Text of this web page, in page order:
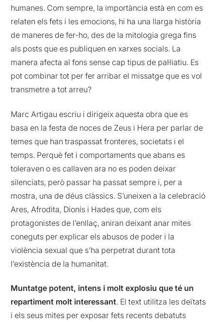
humanes. Com sempre, la importància està en com es
relaten els fets i les emocions, hi ha una llarga història
de maneres de fer-ho, des de la mitologia grega fins
als posts que es publiquen en xarxes socials. La
manera afecta al fons sense cap tipus de pal·liatiu. Es
pot combinar tot per fer arribar el missatge que es vol
transmetre a tot arreu?
Marc Artigau escriu i dirigeix aquesta obra que es
basa en la festa de noces de Zeus i Hera per parlar de
temes que han traspassat fronteres, societats i el
temps. Perquè fet i comportaments que abans es
toleraven o es callaven ara no es poden deixar
silenciats, però passar ha passat sempre i, per a
mostra, una de déus clàssics. S’uneixen a la celebració
Ares, Afrodita, Dionís i Hades que, com els
protagonistes de l’enllaç, aniran deixant anar mites
coneguts per explicar els abusos de poder i la
violència sexual que s’ha perpetrat durant tota
l’existència de la humanitat.
Muntatge potent, intens i molt explosiu que té un
repartiment molt interessant. El text utilitza les deïtats
i els seus mites per exposar fets recents debatuts